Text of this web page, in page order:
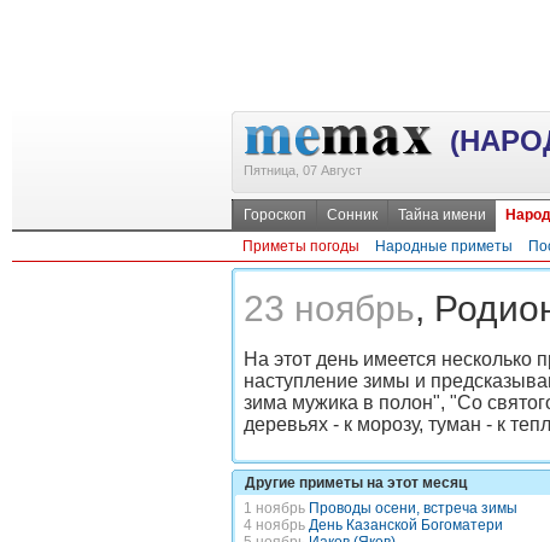
Пятница, 07 Август
Гороскоп Сонник Тайна имени
Приметы погоды
Народные приметы
23 ноябрь,
На этот день имеется несколько
наступление зимы и
зима мужика в полон", "Со
деревьях - к морозу, туман - к
Другие приметы на этот месяц
1 ноябрь Проводы осени, встреча зимы
4 ноябрь День Казанской Богоматери